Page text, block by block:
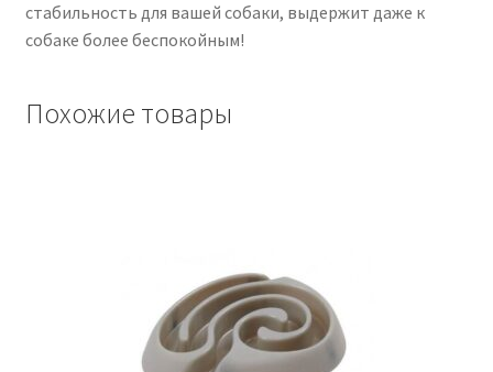
стабильность для вашей собаки, выдержит даже к
собаке более беспокойным!
Похожие товары